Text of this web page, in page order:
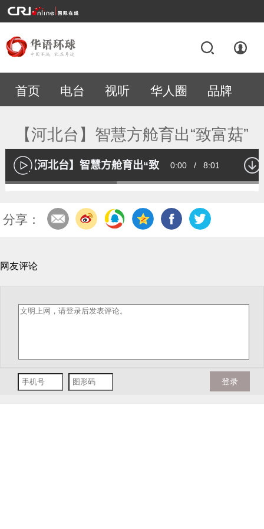
首页 电台 视听 华人圈 品牌
专题
【河北台】智慧方舱育出“致富菇”
播
放
【河北台】智慧方舱育出“致富菇”
Current
0:00 / Duration
8:01
Loaded:
分享：
网友评论
登录